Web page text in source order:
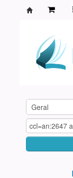
Agamenon